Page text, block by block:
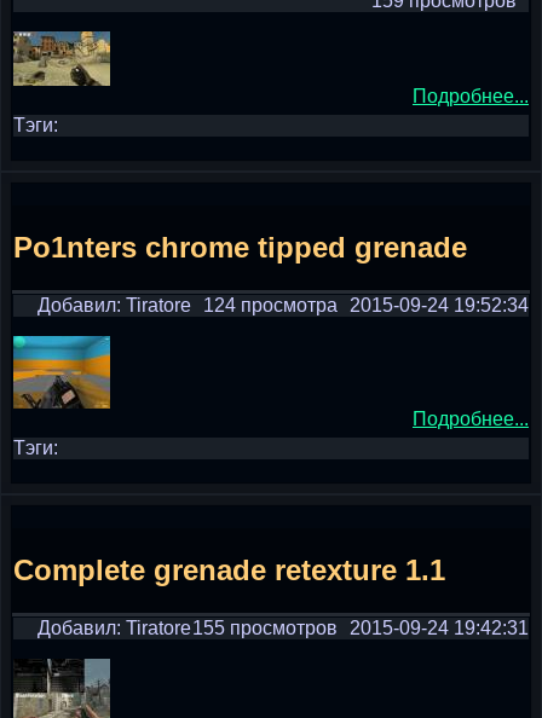
Подробнее...
Тэги:
Po1nters chrome tipped grenade
Добавил: Tiratore 2015-09-24 19:52:34
124 просмотра
Подробнее...
Тэги:
Complete grenade retexture 1.1
Добавил: Tiratore 2015-09-24 19:42:31
155 просмотров